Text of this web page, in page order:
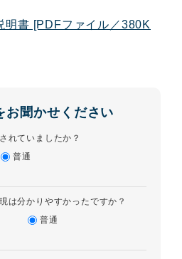
明書 [PDFファイル／380K
お聞かせください
れていましたか？
普通
は分かりやすかったですか？
普通